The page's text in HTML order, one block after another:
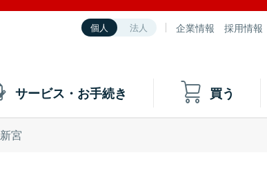
個人 法人 企業情報 採用情報
サービス・お手続き 買う
新宮